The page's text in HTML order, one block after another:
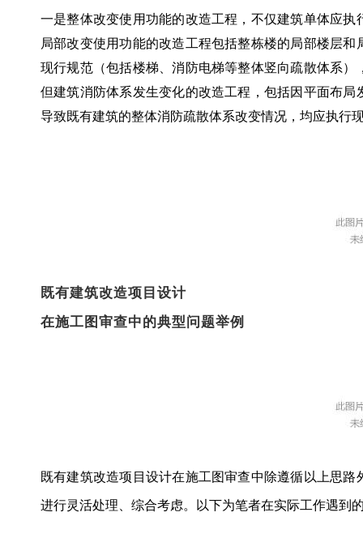
一是整体改变使用功能的改造工程，不仅建筑单体应
局部改变使用功能的改造工程包括整栋楼的局部楼层
现行规范（包括楼梯、消防电梯等整体竖向疏散体系
但建筑消防体系发生变化的改造工程，包括因平面布
导致既有建筑的整体消防疏散体系改变情况，均应执行
既有建筑改造项目设计
在施工图审查中的典型问题举例
既有建筑改造项目设计在施工图审查中除遵循以上思
进行灵活处理、综合考虑。以下为笔者在实际工作遇到